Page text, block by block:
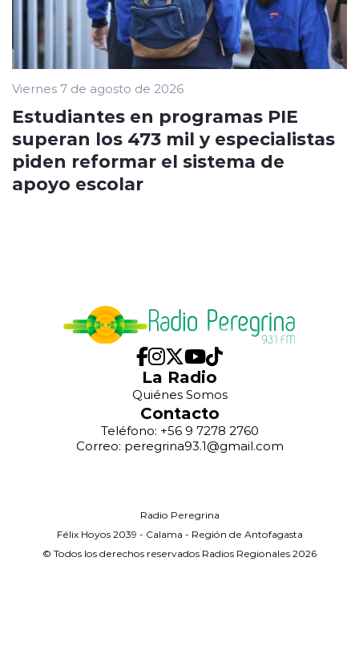
Viernes 7 de agosto de 2026
Estudiantes en programas PIE
superan los 473 mil y especialistas
piden reformar el sistema de
apoyo escolar
La Radio
Quiénes Somos
Contacto
Teléfono: +56 9 7278 2760
Correo: peregrina93.1@gmail.com
Radio Peregrina
Félix Hoyos 2039 - Calama - Región de Antofagasta
© Todos los derechos reservados Radios Regionales 2026